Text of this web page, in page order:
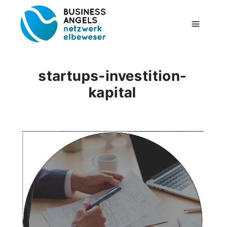
startups-investition-
kapital